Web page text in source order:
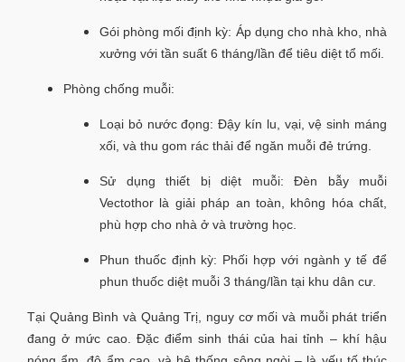
Gói phòng mối định kỳ: Áp dụng cho nhà kho, nhà
xưởng với tần suất 6 tháng/lần để tiêu diệt tổ mối.
Phòng chống muỗi:
Loại bỏ nước đọng: Đậy kín lu, vại, vệ sinh máng
xối, và thu gom rác thải để ngăn muỗi đẻ trứng.
Sử dụng thiết bị diệt muỗi: Đèn bẫy muỗi
Vectothor là giải pháp an toàn, không hóa chất,
phù hợp cho nhà ở và trường học.
Phun thuốc định kỳ: Phối hợp với ngành y tế để
phun thuốc diệt muỗi 3 tháng/lần tại khu dân cư.
Tại Quảng Bình và Quảng Trị, nguy cơ mối và muỗi phát triển
đang ở mức cao. Đặc điểm sinh thái của hai tỉnh – khí hậu